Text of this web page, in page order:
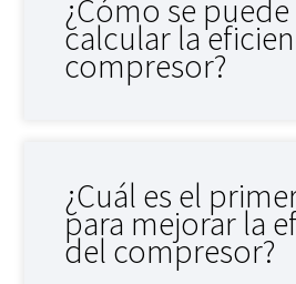
¿Cómo se puede
calcular la
compresor?
¿Cuál es el
para mejorar la
del compresor?